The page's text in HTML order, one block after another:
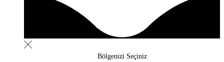
Bölgenizi Seçiniz